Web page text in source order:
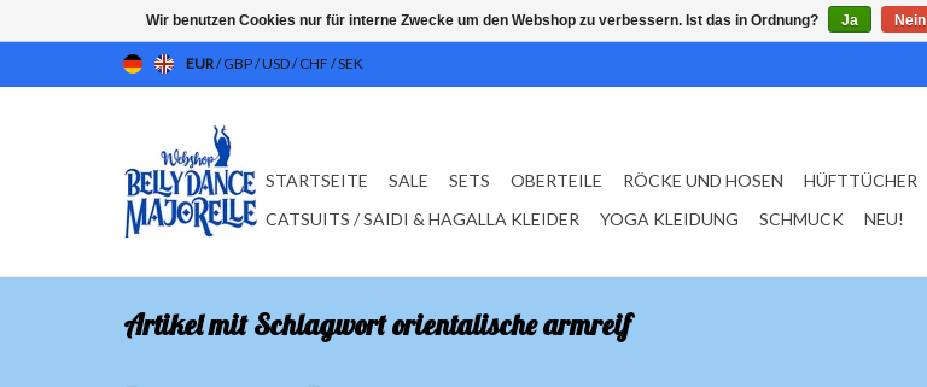
EUR/GBP/USD/CHF /SEK
STARTSEITE SALE SETS OBERTEILE RÖCKE UND HOSEN HÜFTTÜCHER
CATSUITS / SAIDI & HAGALLA KLEIDER
YOGA KLEIDUNG SCHMUCK NEU!
Artikel mit Schlagwort orientalische armreif
Wir benutzen Cookies nur für interne Zwecke um den Webshop zu verbessern. Ist das in Ordnung? Ja Nein